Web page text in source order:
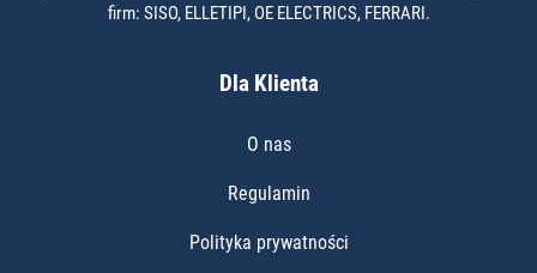
firm: SISO, ELLETIPI, OE ELECTRICS, FERRARI.
Dla Klienta
O nas
Regulamin
Polityka prywatności